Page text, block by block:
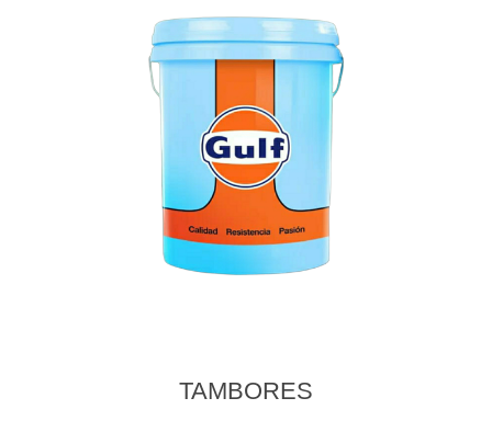
TAMBORES